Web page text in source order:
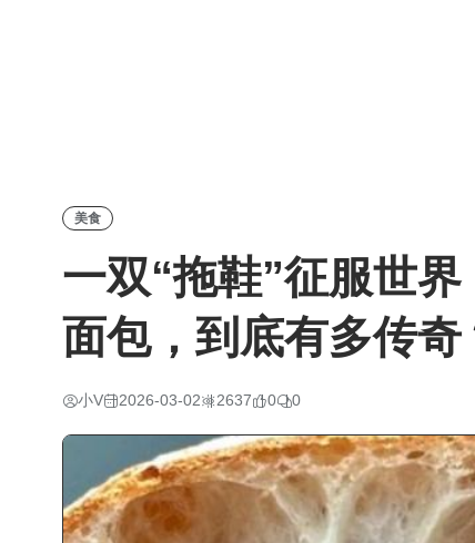
美食
一双“拖鞋”征服世
面包，到底有多传奇
小V 2026-03-02 2637 0 0